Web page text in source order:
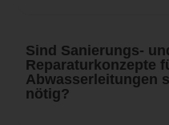
Sind Sanierungs-
Reparaturkonzepte
Abwasserleitungen
nötig?